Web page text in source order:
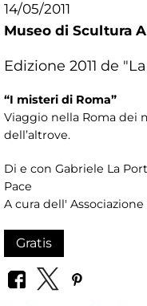
14/05/2011
Museo di Scultura
Edizione 2011 de
“I misteri di Roma”
Viaggio nella Roma dei
dell’altrove.
Di e con Gabriele La
Pace
A cura dell'
Gratis